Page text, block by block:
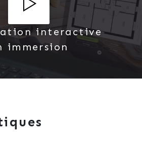
offrent un accès direct à un
bain avec WC complète ce
ainsi aux besoins de toute
de la maison est un véritable
buanderie pratique et un
pas d'attraits
terrain entièrement clôturé
interactive
immersion